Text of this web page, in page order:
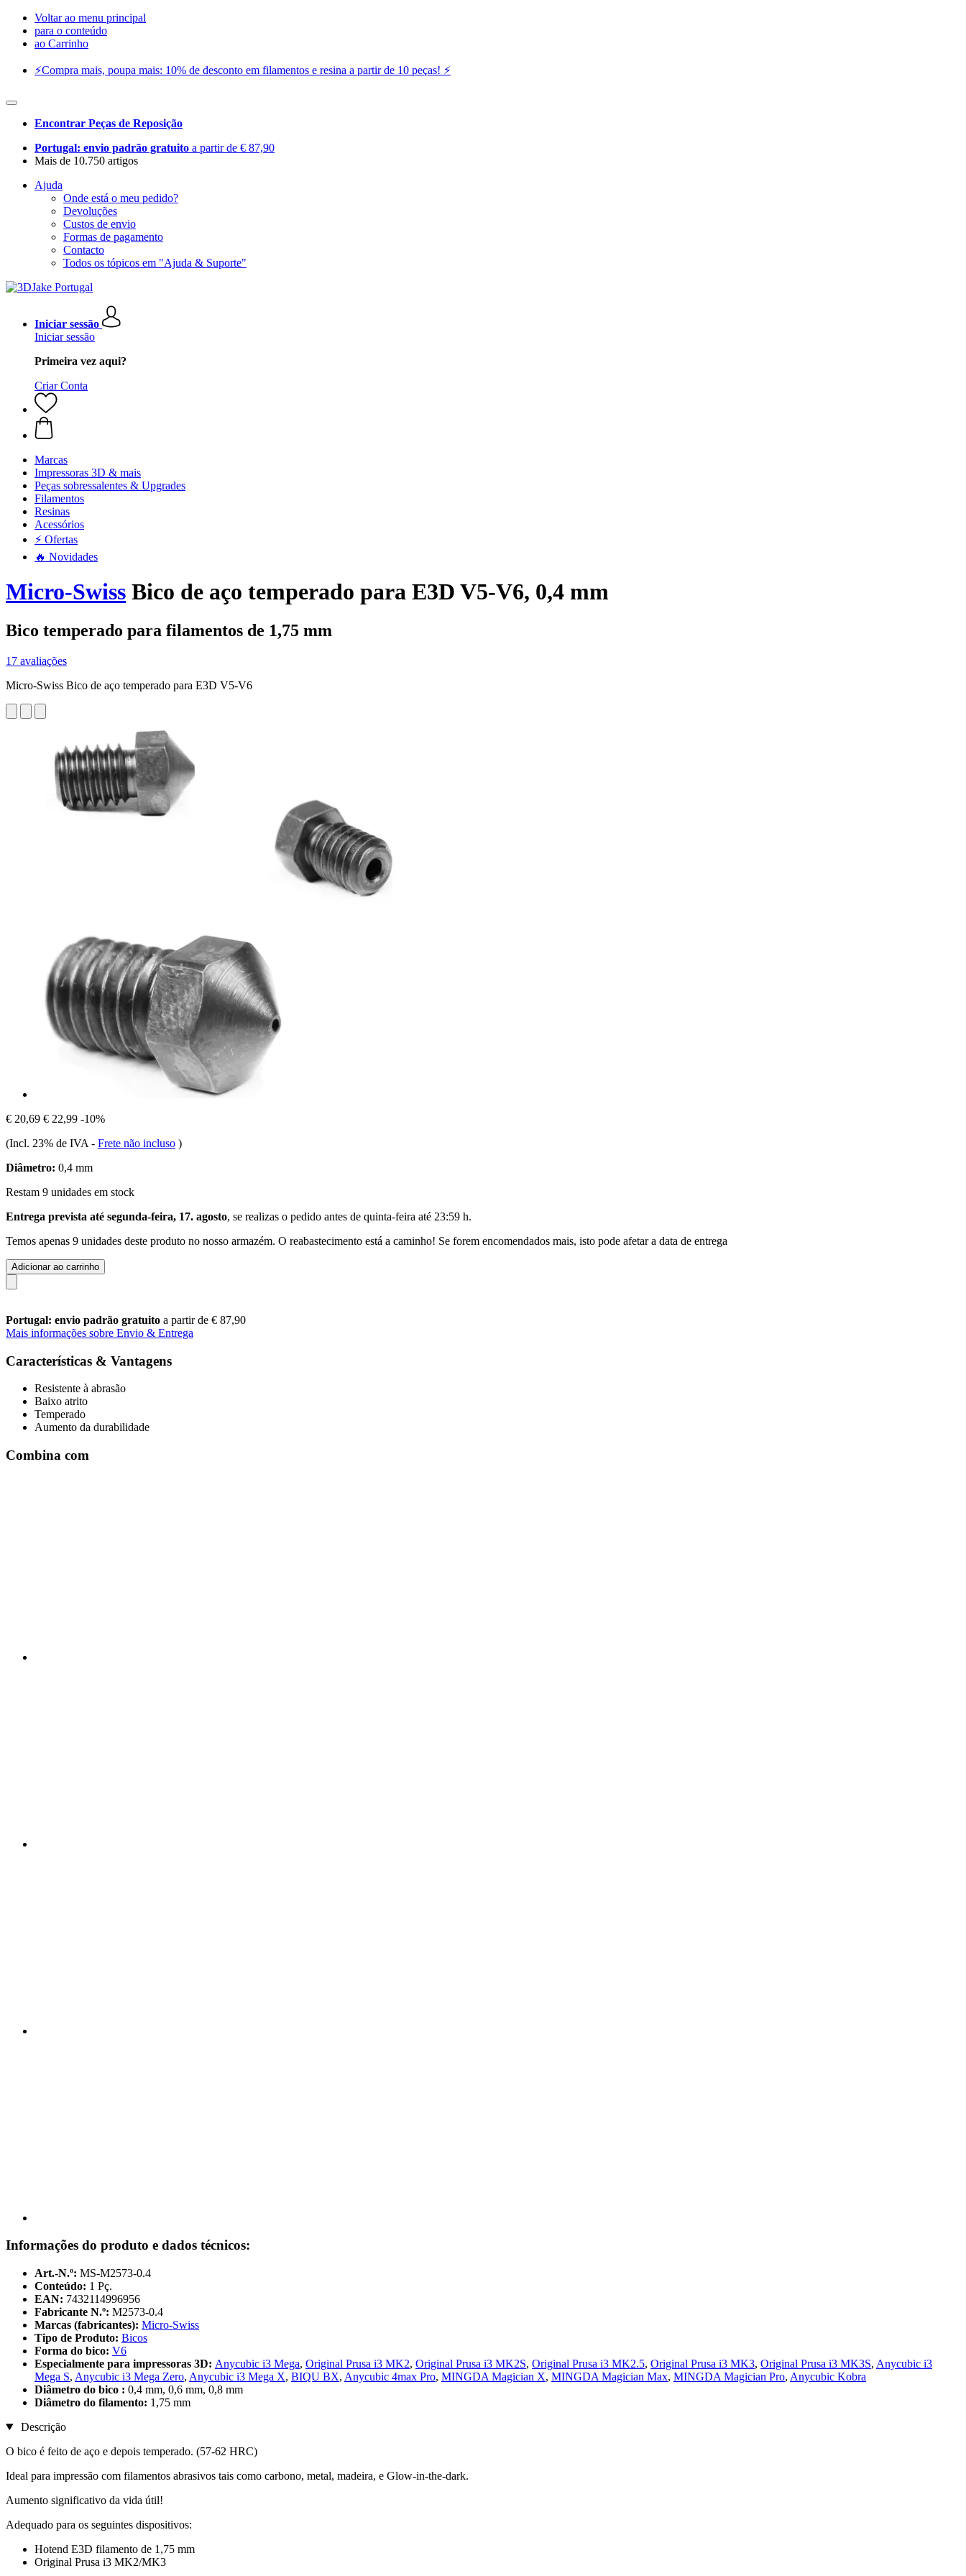
Voltar ao menu principal
para o conteúdo
ao Carrinho
⚡️Compra mais, poupa mais: 10% de desconto em filamentos e resina a partir de 10 peças! ⚡️
Encontrar Peças de Reposição
Portugal: envio padrão gratuito a partir de € 87,90
Mais de 10.750 artigos
Ajuda
Onde está o meu pedido?
Devoluções
Custos de envio
Formas de pagamento
Contacto
Todos os tópicos em "Ajuda & Suporte"
Iniciar sessão
Iniciar sessão
Primeira vez aqui?
Criar Conta
Marcas
Impressoras 3D & mais
Peças sobressalentes & Upgrades
Filamentos
Resinas
Acessórios
⚡ Ofertas
🔥 Novidades
Micro-Swiss Bico de aço temperado para E3D V5-V6, 0,4 mm
Bico temperado para filamentos de 1,75 mm
17 avaliações
Micro-Swiss Bico de aço temperado para E3D V5-V6
€ 20,69 € 22,99 -10%
(Incl. 23% de IVA - Frete não incluso )
Diâmetro: 0,4 mm
Restam 9 unidades em stock
Entrega prevista até segunda-feira, 17. agosto, se realizas o pedido antes de quinta-feira até 23:59 h.
Temos apenas 9 unidades deste produto no nosso armazém. O reabastecimento está a caminho! Se forem encomendados mais, isto pode afetar a data de entrega
Adicionar ao carrinho
Portugal: envio padrão gratuito a partir de € 87,90
Mais informações sobre Envio & Entrega
Características & Vantagens
Resistente à abrasão
Baixo atrito
Temperado
Aumento da durabilidade
Combina com
Informações do produto e dados técnicos:
Art.-N.º: MS-M2573-0.4
Conteúdo: 1 Pç.
EAN: 7432114996956
Fabricante N.º: M2573-0.4
Marcas (fabricantes): Micro-Swiss
Tipo de Produto: Bicos
Forma do bico: V6
Especialmente para impressoras 3D: Anycubic i3 Mega, Original Prusa i3 MK2, Original Prusa i3 MK2S, Original Prusa i3 MK2.5, Original Prusa i3 MK3, Original Prusa i3 MK3S, Anycubic i3
Mega S, Anycubic i3 Mega Zero, Anycubic i3 Mega X, BIQU BX, Anycubic 4max Pro, MINGDA Magician X, MINGDA Magician Max, MINGDA Magician Pro, Anycubic Kobra
Diâmetro do bico : 0,4 mm, 0,6 mm, 0,8 mm
Diâmetro do filamento: 1,75 mm
Descrição
O bico é feito de aço e depois temperado. (57-62 HRC)
Ideal para impressão com filamentos abrasivos tais como carbono, metal, madeira, e Glow-in-the-dark.
Aumento significativo da vida útil!
Adequado para os seguintes dispositivos:
Hotend E3D filamento de 1,75 mm
Original Prusa i3 MK2/MK3